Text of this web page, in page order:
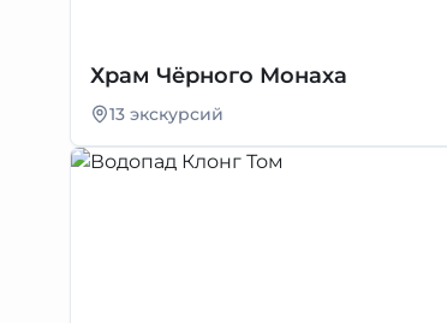
Храм Чёрного Монаха
13 экскурсий